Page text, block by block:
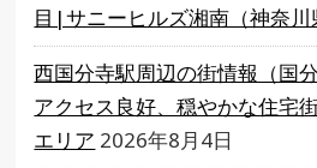
目|サニーヒルズ湘南（神奈川
西国分寺駅周辺の街情報（国
アクセス良好、穏やかな住宅
エリア 2026年8月4日